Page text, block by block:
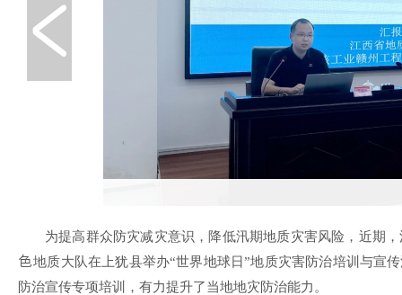
为提高群众防灾减灾意识，降低汛期地质灾害风险，近期
地质大队在上犹县举办“世界地球日”地质灾害防治培训与宣
防治宣传专项培训，有力提升了当地地灾防治能力。